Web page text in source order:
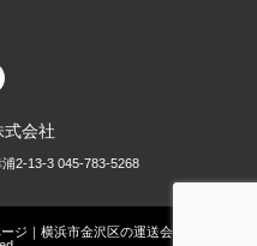
式会社
2-13-3 045-783-5268
ジ｜横浜市金沢区の運送会社